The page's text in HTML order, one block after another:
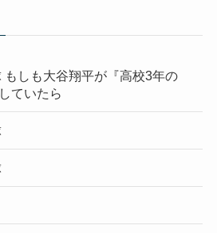
もしも大谷翔平が『高校3年の
ていたら